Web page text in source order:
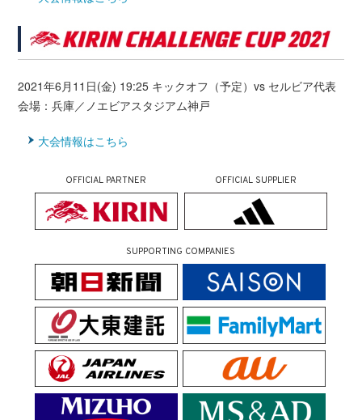
2021年6月11日(金) 19:25 キックオフ（予定）vs セルビア代表
会場：兵庫／ノエビアスタジアム神戸
大会情報はこちら
OFFICIAL PARTNER OFFICIAL SUPPLIER
SUPPORTING COMPANIES